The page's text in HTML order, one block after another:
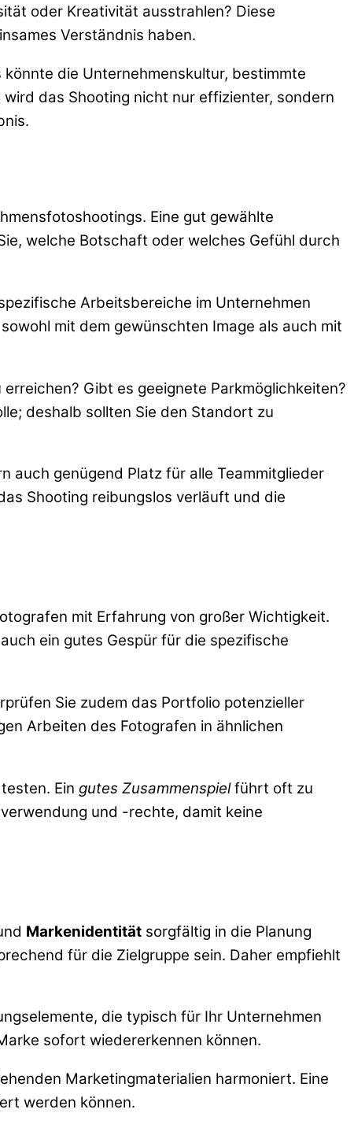
oder Kreativität ausstrahlen? Diese
Verständnis haben.
die Unternehmenskultur, bestimmte
das Shooting nicht nur effizienter, sondern
Eine gut gewählte
welche Botschaft oder welches Gefühl durch
Arbeitsbereiche im Unternehmen
mit dem gewünschten Image als auch mit
Gibt es geeignete Parkmöglichkeiten?
deshalb sollten Sie den Standort zu
auch genügend Platz für alle Teammitglieder
Shooting reibungslos verläuft und die
mit Erfahrung von großer Wichtigkeit.
ein gutes Gespür für die spezifische
Sie zudem das Portfolio potenzieller
Arbeiten des Fotografen in ähnlichen
Ein gutes Zusammenspielführt oft zu
und -rechte, damit keine
Markenidentität sorgfältig in die Planung
für die Zielgruppe sein. Daher empfiehlt
die typisch für Ihr Unternehmen
sofort wiedererkennen können.
Marketingmaterialien harmoniert. Eine
werden können.